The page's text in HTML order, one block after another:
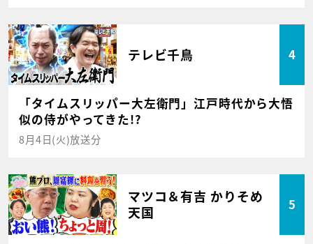
テレビ千鳥 4
「タイムスリッパー大左衛門」江戸時代から大悟
似の侍がやってきた!?
8月4日(火)放送分
マツコ＆有吉 かりそめ
天国
5